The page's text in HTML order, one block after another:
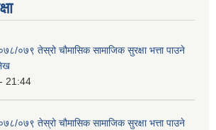
०७९ तेस्रो चौमासिक सामाजिक सुरक्षा भत्ता पाउने
21:44
०७९ तेस्रो चौमासिक सामाजिक सुरक्षा भत्ता पाउने